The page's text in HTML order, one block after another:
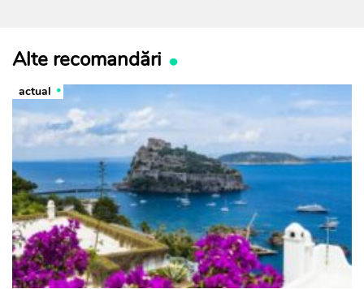
Alte recomandări
actual